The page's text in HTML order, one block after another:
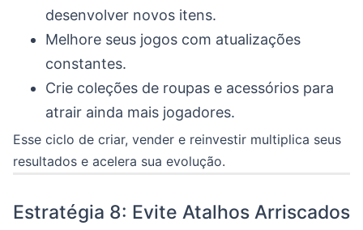
desenvolver novos itens.
Melhore seus jogos com atualizações
constantes.
Crie coleções de roupas e acessórios para
atrair ainda mais jogadores.
Esse ciclo de criar, vender e reinvestir multiplica seus
resultados e acelera sua evolução.
Estratégia 8: Evite Atalhos Arriscados